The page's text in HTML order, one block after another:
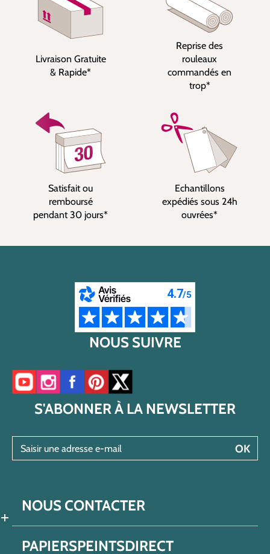
Livraison Gratuite
& Rapide*
Reprise des
rouleaux
commandés en
trop*
Satisfait ou
remboursé
pendant 30 jours*
Echantillons
expédiés sous 24h
ouvrées*
NOUS SUIVRE
Accéder à notre chaîne YouTube
Accéder à notre compte Instagram
Accéder à notre page Facebook
Accéder à notre compte Pinterest
Accéder à notre compte Twitter/X
S'ABONNER À LA NEWSLETTER
OK
NOUS CONTACTER
PAPIERSPEINTSDIRECT